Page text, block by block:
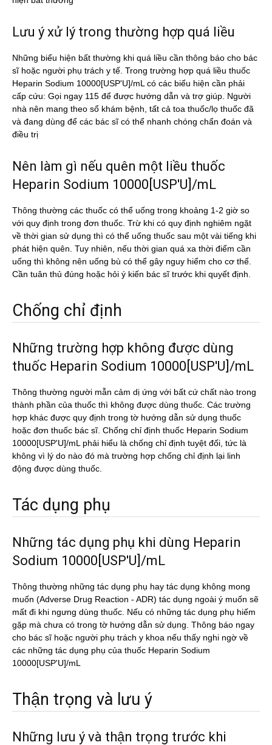
Lưu ý xử lý trong thường hợp quá liều
Những biểu hiện bất thường khi quá liều cần thông báo cho bác
sĩ hoặc người phụ trách y tế. Trong trường hợp quá liều thuốc
Heparin Sodium 10000[USP'U]/mL có các biểu hiện cần phải
cấp cứu: Gọi ngay 115 để được hướng dẫn và trợ giúp. Người
nhà nên mang theo sổ khám bệnh, tất cả toa thuốc/lọ thuốc đã
và đang dùng để các bác sĩ có thể nhanh chóng chẩn đoán và
điều trị
Nên làm gì nếu quên một liều thuốc
Heparin Sodium 10000[USP'U]/mL
Thông thường các thuốc có thể uống trong khoảng 1-2 giờ so
với quy định trong đơn thuốc. Trừ khi có quy định nghiêm ngặt
về thời gian sử dụng thì có thể uống thuốc sau một vài tiếng khi
phát hiện quên. Tuy nhiên, nếu thời gian quá xa thời điểm cần
uống thì không nên uống bù có thể gây nguy hiểm cho cơ thể.
Cần tuân thủ đúng hoặc hỏi ý kiến bác sĩ trước khi quyết định.
Chống chỉ định
Những trường hợp không được dùng
thuốc Heparin Sodium 10000[USP'U]/mL
Thông thường người mẫn cảm dị ứng với bất cứ chất nào trong
thành phần của thuốc thì không được dùng thuốc. Các trường
hợp khác được quy định trong tờ hướng dẫn sử dụng thuốc
hoặc đơn thuốc bác sĩ. Chống chỉ định thuốc Heparin Sodium
10000[USP'U]/mL phải hiểu là chống chỉ định tuyệt đối, tức là
không vì lý do nào đó mà trường hợp chống chỉ định lại linh
động được dùng thuốc.
Tác dụng phụ
Những tác dụng phụ khi dùng Heparin
Sodium 10000[USP'U]/mL
Thông thường những tác dụng phụ hay tác dụng không mong
muốn (Adverse Drug Reaction - ADR) tác dụng ngoài ý muốn sẽ
mất đi khi ngưng dùng thuốc. Nếu có những tác dụng phụ hiếm
gặp mà chưa có trong tờ hướng dẫn sử dụng. Thông báo ngay
cho bác sĩ hoặc người phụ trách y khoa nếu thấy nghi ngờ về
các những tác dụng phụ của thuốc Heparin Sodium
10000[USP'U]/mL
Thận trọng và lưu ý
Những lưu ý và thận trọng trước khi